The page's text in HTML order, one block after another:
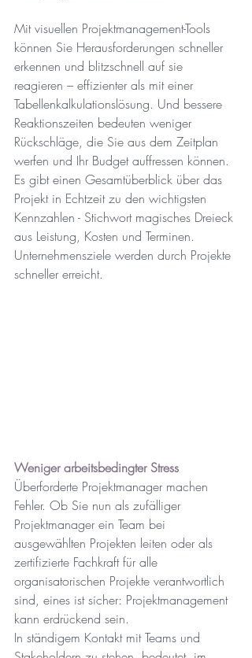
Mit visuellen Projektmanagement-Tools
können Sie Herausforderungen schneller
erkennen und blitzschnell auf sie
reagieren – effizienter als mit einer
Tabellenkalkulationslösung. Und bessere
Reaktionszeiten bedeuten weniger
Rückschläge, die Sie aus dem Zeitplan
werfen und Ihr Budget auffressen können.
Es gibt einen Gesamtüberblick über das
Projekt in Echtzeit zu den wichtigsten
Kennzahlen - Stichwort magisches Dreieck
aus Leistung, Kosten und Terminen.
Unternehmensziele werden durch Projekte
schneller erreicht.
Weniger arbeitsbedingter Stress
Überforderte Projektmanager machen
Fehler. Ob Sie nun als zufälliger
Projektmanager ein Team bei
ausgewählten Projekten leiten oder als
zertifizierte Fachkraft für alle
organisatorischen Projekte verantwortlich
sind, eines ist sicher: Projektmanagement
kann erdrückend sein.
In ständigem Kontakt mit Teams und